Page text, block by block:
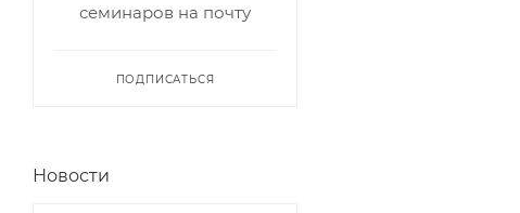
семинаров на почту
ПОДПИСАТЬСЯ
Новости